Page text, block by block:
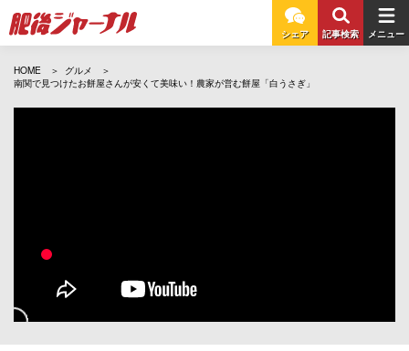
シェア 記事検索 メニュー
HOME
グルメ
南関で見つけたお餅屋さんが安くて美味い！農家が営む餅屋「白うさぎ」